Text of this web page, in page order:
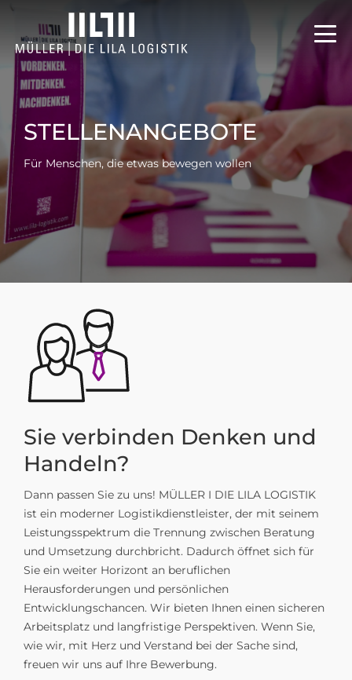
STELLENANGEBOTE
Für Menschen, die etwas bewegen wollen
Sie verbinden Denken und
Handeln?
Dann passen Sie zu uns! MÜLLER I DIE LILA LOGISTIK
ist ein moderner Logistikdienstleister, der mit seinem
Leistungsspektrum die Trennung zwischen Beratung
und Umsetzung durchbricht. Dadurch öffnet sich für
Sie ein weiter Horizont an beruflichen
Herausforderungen und persönlichen
Entwicklungschancen. Wir bieten Ihnen einen sicheren
Arbeitsplatz und langfristige Perspektiven. Wenn Sie,
wie wir, mit Herz und Verstand bei der Sache sind,
freuen wir uns auf Ihre Bewerbung.